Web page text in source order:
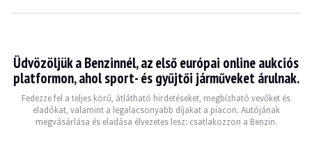
La BMW M5 e28 est une berline sportive emblématique produite entre 1982
Fiche technique
Üdvözöljük a Benzinnél, az első európai online aukciós
platformon, ahol sport- és gyűjtői járműveket árulnak.
Fedezze fel a teljes körű, átlátható hirdetéseket, megbízható vevőket és
eladókat, valamint a legalacsonyabb díjakat a piacon. Autójának
megvásárlása és eladása élvezetes lesz: csatlakozzon a Benzin.